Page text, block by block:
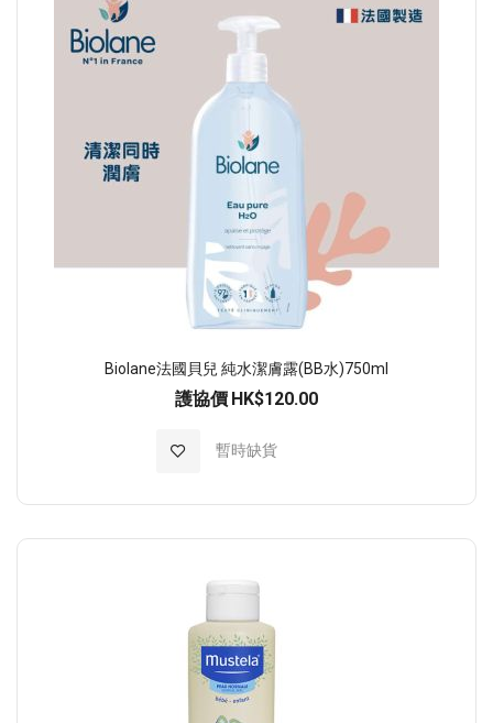
Biolane法國貝兒 純水潔膚露(BB水)750ml
護協價 HK$120.00
暫時缺貨
加入至願望清單